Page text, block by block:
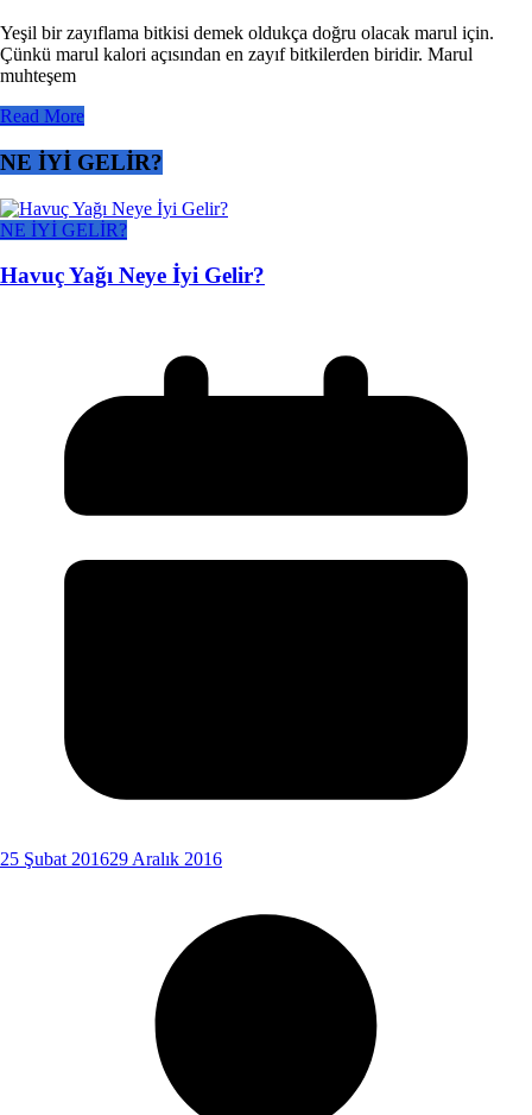
Yeşil bir zayıflama bitkisi demek oldukça doğru olacak marul için.
Çünkü marul kalori açısından en zayıf bitkilerden biridir. Marul
muhteşem
Read More
NE İYİ GELİR?
NE İYİ GELİR?
Havuç Yağı Neye İyi Gelir?
25 Şubat 201629 Aralık 2016